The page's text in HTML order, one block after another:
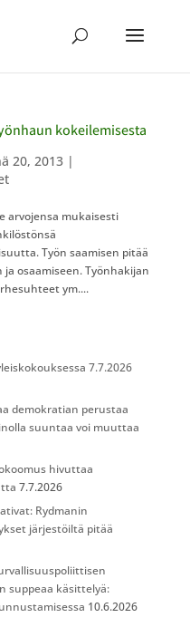
kokeilemisesta
20, 2013|
arvojensa mukaisesti
Työn saamisen pitää
osaamiseen. Työnhakijan
ym....
7.7.2026
demokratian perustaa
suuntaa voi muuttaa
hivuttaa
7.7.2026
Rydmanin
järjestöiltä pitää
suppeaa käsittelyä:
10.6.2026